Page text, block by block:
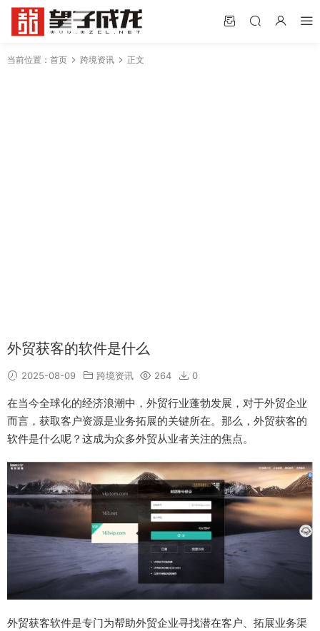
当前位置： 首页 跨境资讯 正文
外贸获客的软件是什么
2025-08-09 跨境资讯 264 0
在当今全球化的经济浪潮中，外贸行业蓬勃发展，对于外贸企业
而言，获取客户资源是业务拓展的关键所在。那么，外贸获客的
软件是什么呢？这成为众多外贸从业者关注的焦点。
外贸获客软件是专门为帮助外贸企业寻找潜在客户、拓展业务渠